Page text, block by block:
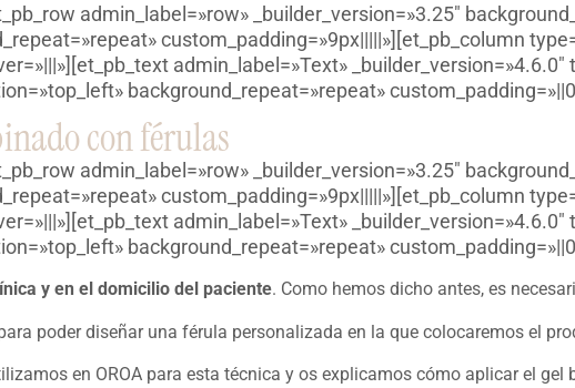
admin_label=»row» _builder_version=»3.25″
custom_padding=»9px|||||»][et_pb_column
admin_label=»Text»
background_repeat=»repeat»
con férulas
admin_label=»row» _builder_version=»3.25″
custom_padding=»9px|||||»][et_pb_column
admin_label=»Text»
background_repeat=»repeat»
y en el domicilio del paciente. Como hemos dicho antes, es
poder diseñar una férula personalizada en la que colocaremos el
en OROA para esta técnica y os explicamos cómo aplicar el